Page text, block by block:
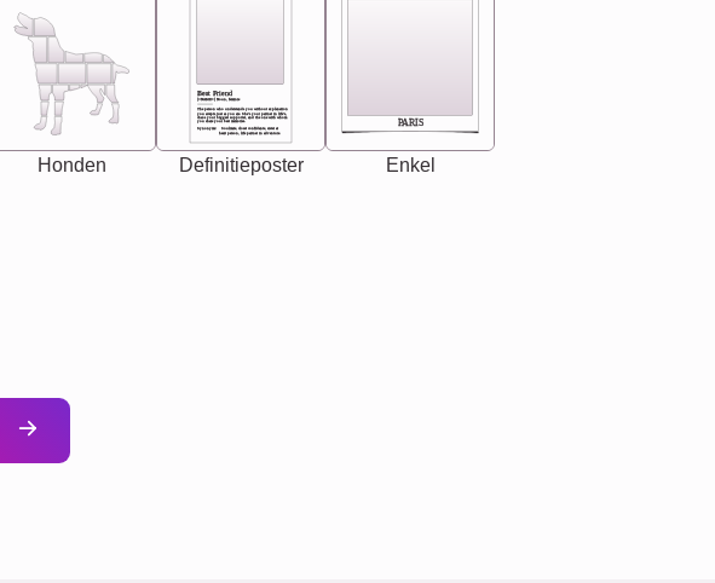
Honden
Best Friend
[<NAME>] Noun, feminie
Synonyms: Soulmate, closet confidante, sister at
heart person, life partner in adventure.
The person who understands you without explanation
you accepts just as you are. She's your partner in life's,
chaos your biggest supporter, and the one with whom
you share your best memories.
Definitieposter
PARIS
Enkel